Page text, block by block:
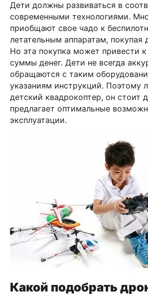
Дети должны развиваться в
современными технологиями.
приобщают свое чадо к
летательным аппаратам, покупая
Но эта покупка может привести
суммы денег. Дети не всегда
обращаются с таким
указаниям инструкций. Поэтому
детский квадрокоптер, он стоит
предлагает оптимальные
эксплуатации.
Какой подобрать